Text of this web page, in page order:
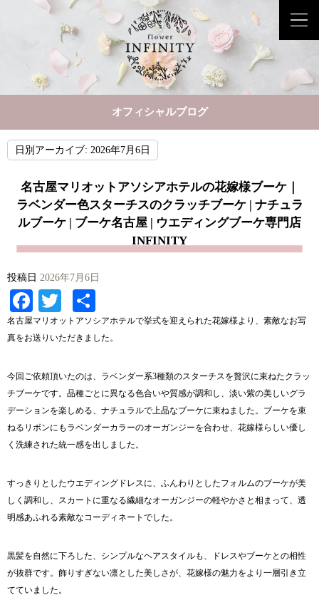
オフィシャルブログ
日別アーカイブ: 2026年7月6日
名古屋マリオットアソシアホテルの花嫁様ブーケ｜
ラベンダー色スターチスのクラッチブーケ | ナチュラ
ルブーケ | ブーケ名古屋 | ウエディングブーケ専門店
INFINITY
投稿日 2026年7月6日
Facebook
Twitter
有
名古屋マリオットアソシアホテルで挙式を迎えられた花嫁様より、素敵なお写
真をお送りいただきました。
今回ご依頼頂いたのは、ラベンダー系3種類のスターチスを贅沢に束ねたクラッ
チブーケです。品種ごとに異なる色合いや質感が調和し、淡い紫の美しいグラ
デーションを楽しめる、ナチュラルで上品なブーケに束ねました。ブーケを束
ねるリボンにもラベンダーカラーのオーガンジーを合わせ、花嫁様らしい優し
く洗練された統一感を出しました。
すっきりとしたウエディングドレスに、ふんわりとしたフォルムのブーケが美
しく調和し、スカートに重なる繊細なオーガンジーの軽やかさと相まって、透
明感あふれる素敵なコーディネートでした。
黒髪を自然に下ろした、シンプルなヘアスタイルも、ドレスやブーケとの相性
が抜群です。飾りすぎない凛とした美しさが、花嫁様の魅力をより一層引き立
てていました。